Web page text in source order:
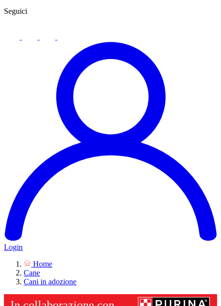
Seguici
Login
Home
Cane
Cani in adozione